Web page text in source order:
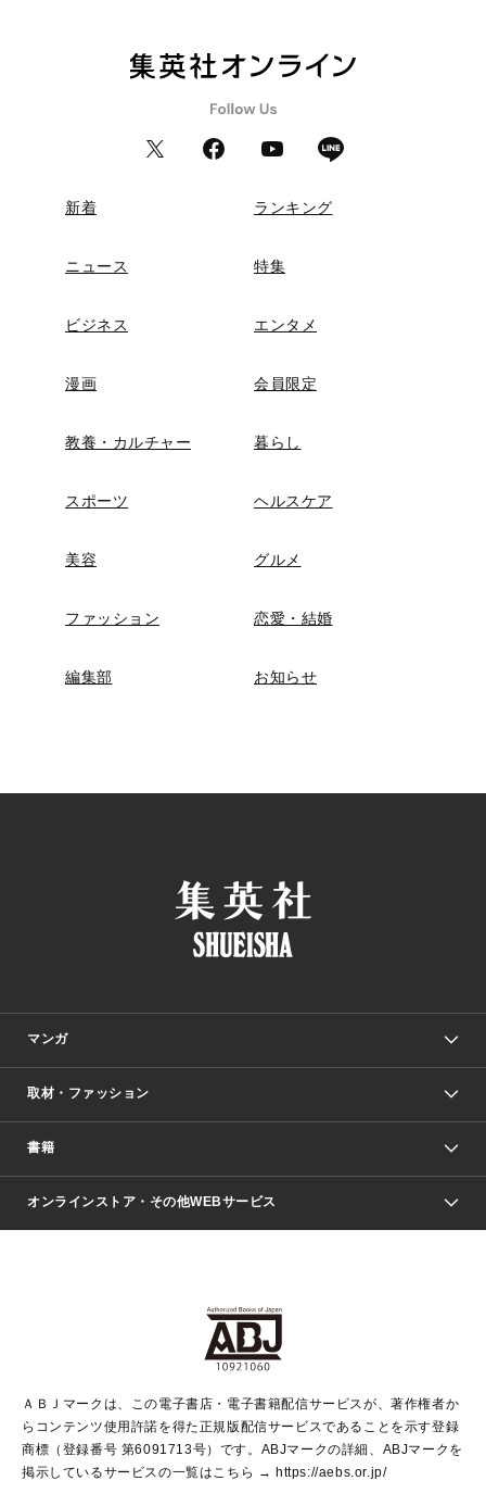
新着 ランキング
ニュース 特集
ビジネス エンタメ
漫画 会員限定
教養・カルチャー 暮らし
スポーツ ヘルスケア
美容 グルメ
ファッション 恋愛・結婚
編集部 お知らせ
マンガ
少年マンガ
Vジャンプ
ジャンプルーキー！
ジャンプTOON
S-MANGA
週刊ヤングジャンプ
ウルトラジャンプ
リマコミ＋
マンガMeets
月刊オフィスユー
取材・ファッション
Seventeen
LEE
Marisol
芸能・情報・スポーツ
パラスポ＋！
書籍
文芸・文庫・総合
青春と読書
アジア人物史
集英社新書
集英社新書プラス
よみタイ
ライトノベル・ノベライズ
集英社Webマガジン Cobalt
集英社オレンジ文庫
シフォン文庫
集英社みらい文庫
S-KIDS.LAND
オンラインストア・その他WEBサービス
SHUEISHA MANGA-ART HERITAGE
HAPPY PLUS STORE
shueisha vox
EDITOR'S LAB
ＡＢＪマークは、この電子書店・電子書籍配信サービスが、著作権者か
らコンテンツ使用許諾を得た正規版配信サービスであることを示す登録
商標（登録番号 第6091713号）です。ABJマークの詳細、ABJマークを
掲示しているサービスの一覧はこちら → https://aebs.or.jp/